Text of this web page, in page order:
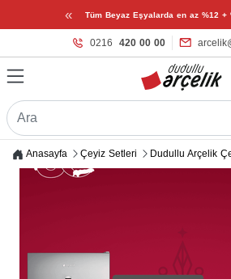
« Tüm Beyaz Eşyalarda en az %12 +
0216 420 00 00
Anasayfa Çeyiz Setleri Dudullu Arçelik